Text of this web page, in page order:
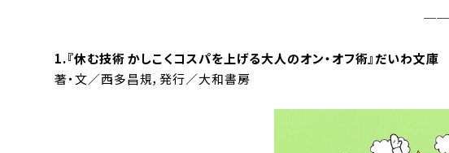
──
1.『休む技術 かしこくコスパを上げる大人のオン・オフ術』だいわ文庫
著・文／西多昌規，発行／大和書房